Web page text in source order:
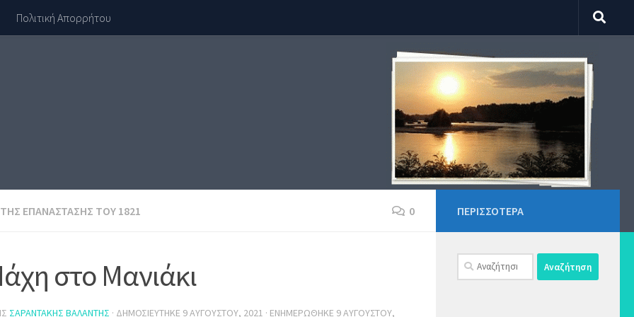
Πολιτική Απορρήτου
ΕΠΑΝΆΣΤΑΣΗΣ ΤΟΥ 1821 0
στο Μανιάκι
ΣΑΡΑΝΤΆΚΗΣ ΒΑΛΆΝΤΗΣ · ΔΗΜΟΣΙΕΎΤΗΚΕ 9 ΑΥΓΟΎΣΤΟΥ, 2021 · ΕΝΗΜΕΡΏΘΗΚΕ 9 ΑΥΓΟΎΣΤΟΥ,
ΠΕΡΙΣΣΌΤΕΡΑ
Αναζήτηση
για: